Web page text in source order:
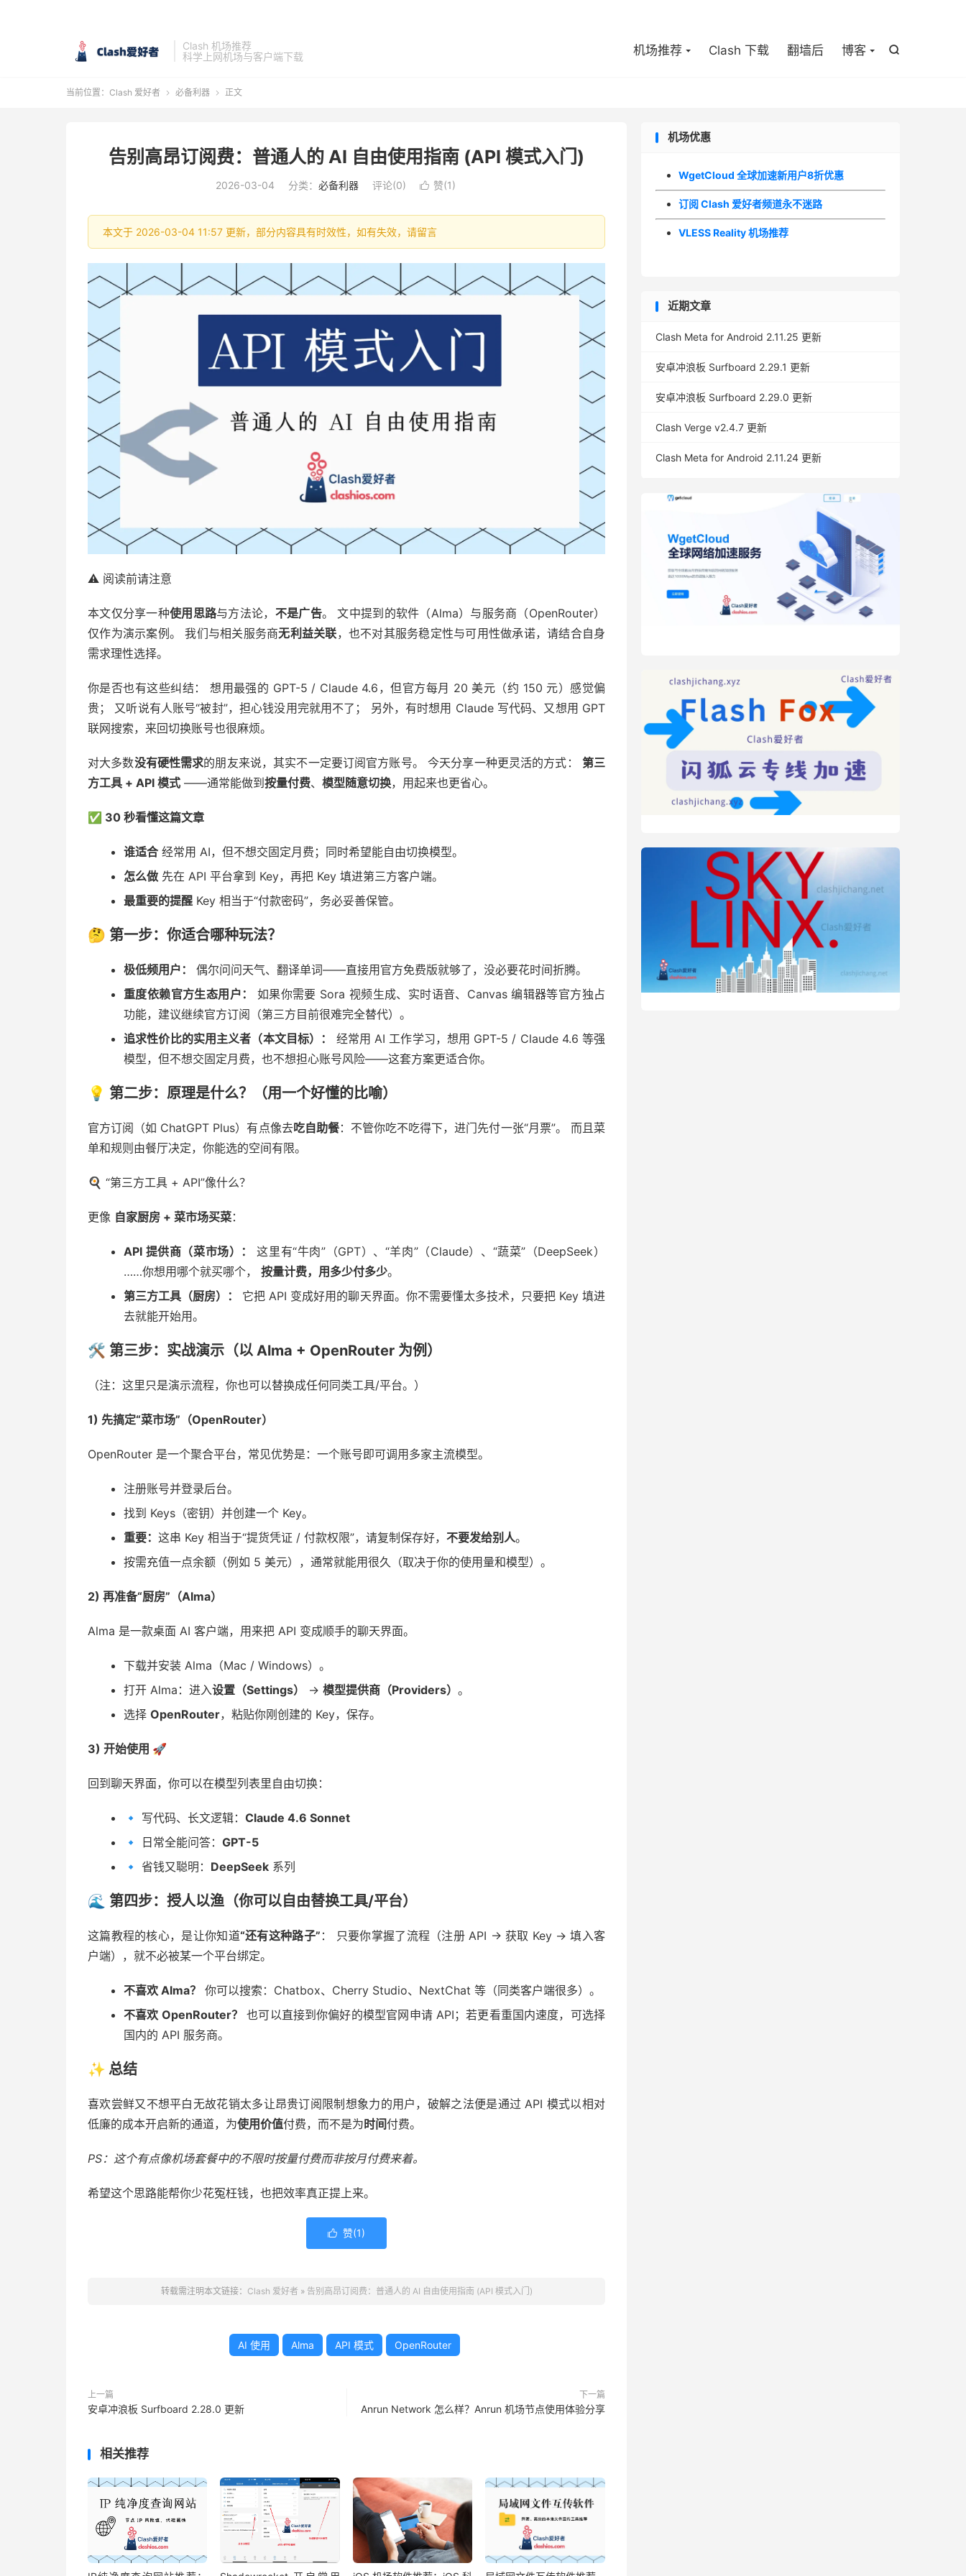
Clash 机场推荐
科学上网机场与客户端下载

机场推荐 Clash 下载 翻墙后 博客
当前位置： Clash 爱好者  必备利器  正文
告别高昂订阅费：普通人的 AI 自由使用指南 (API 模式入门)
2026-03-04 分类： 必备利器 评论(0)  赞(1)
本文于 2026-03-04 11:57 更新，部分内容具有时效性，如有失效，请留言
⚠️ 阅读前请注意
本文仅分享一种使用思路与方法论， 不是广告。 文中提到的软件（Alma）与服务商（OpenRouter）
仅作为演示案例。 我们与相关服务商无利益关联，也不对其服务稳定性与可用性做承诺，请结合自身
需求理性选择。
你是否也有这些纠结： 想用最强的 GPT-5 / Claude 4.6，但官方每月 20 美元（约 150 元）感觉偏
贵； 又听说有人账号“被封”，担心钱没用完就用不了； 另外，有时想用 Claude 写代码、又想用 GPT
联网搜索，来回切换账号也很麻烦。
对大多数没有硬性需求的朋友来说，其实不一定要订阅官方账号。 今天分享一种更灵活的方式： 第三
方工具 + API 模式 ——通常能做到 按量付费、 模型随意切换，用起来也更省心。
✅ 30 秒看懂这篇文章
谁适合 经常用 AI，但不想交固定月费；同时希望能自由切换模型。
怎么做 先在 API 平台拿到 Key，再把 Key 填进第三方客户端。
最重要的提醒 Key 相当于“付款密码”，务必妥善保管。
🤔 第一步：你适合哪种玩法？
极低频用户：
偶尔问问天气、翻译单词——直接用官方免费版就够了，没必要花时间折腾。
重度依赖官方生态用户：
如果你需要 Sora 视频生成、实时语音、Canvas 编辑器等官方独占
功能，建议继续官方订阅（第三方目前很难完全替代）。
追求性价比的实用主义者（本文目标）：
经常用 AI 工作学习，想用 GPT-5 / Claude 4.6 等强
模型，但不想交固定月费，也不想担心账号风险——这套方案更适合你。
💡 第二步：原理是什么？（用一个好懂的比喻）
官方订阅（如 ChatGPT Plus）有点像去吃自助餐：不管你吃不吃得下，进门先付一张“月票”。 而且菜
单和规则由餐厅决定，你能选的空间有限。
🍳 “第三方工具 + API”像什么？
更像 自家厨房 + 菜市场买菜：
API 提供商（菜市场）：
这里有“牛肉”（GPT）、“羊肉”（Claude）、“蔬菜”（DeepSeek）
……你想用哪个就买哪个， 按量计费，用多少付多少。
第三方工具（厨房）：
它把 API 变成好用的聊天界面。你不需要懂太多技术，只要把 Key 填进
去就能开始用。
🛠️ 第三步：实战演示（以 Alma + OpenRouter 为例）
（注：这里只是演示流程，你也可以替换成任何同类工具/平台。）
1) 先搞定“菜市场”（OpenRouter）
OpenRouter 是一个聚合平台，常见优势是：一个账号即可调用多家主流模型。
注册账号并登录后台。
找到 Keys（密钥）并创建一个 Key。
重要： 这串 Key 相当于“提货凭证 / 付款权限”，请复制保存好， 不要发给别人。
按需充值一点余额（例如 5 美元），通常就能用很久（取决于你的使用量和模型）。
2) 再准备“厨房”（Alma）
Alma 是一款桌面 AI 客户端，用来把 API 变成顺手的聊天界面。
下载并安装 Alma（Mac / Windows）。
打开 Alma：进入设置（Settings） → 模型提供商（Providers） 。
选择 OpenRouter，粘贴你刚创建的 Key，保存。
3) 开始使用 🚀
回到聊天界面，你可以在模型列表里自由切换：
🔹 写代码、长文逻辑： Claude 4.6 Sonnet
🔹 日常全能问答： GPT-5
🔹 省钱又聪明： DeepSeek 系列
🌊 第四步：授人以渔（你可以自由替换工具/平台）
这篇教程的核心，是让你知道“还有这种路子” ： 只要你掌握了流程（注册 API → 获取 Key → 填入客
户端），就不必被某一个平台绑定。
不喜欢 Alma？
你可以搜索：Chatbox、Cherry Studio、NextChat 等（同类客户端很多）。
不喜欢 OpenRouter？
也可以直接到你偏好的模型官网申请 API；若更看重国内速度，可选择
国内的 API 服务商。
✨ 总结
喜欢尝鲜又不想平白无故花销太多让昂贵订阅限制想象力的用户，破解之法便是通过 API 模式以相对
低廉的成本开启新的通道，为使用价值付费，而不是为时间付费。
PS：这个有点像机场套餐中的不限时按量付费而非按月付费来着。
希望这个思路能帮你少花冤枉钱，也把效率真正提上来。
 赞(1)
转载需注明本文链接： Clash 爱好者 » 告别高昂订阅费：普通人的 AI 自由使用指南 (API 模式入门)
AI 使用 Alma API 模式 OpenRouter
上一篇
安卓冲浪板 Surfboard 2.28.0 更新
下一篇
Anrun Network 怎么样？Anrun 机场节点使用体验分享
相关推荐
机场优惠
WgetCloud 全球加速新用户8折优惠
订阅 Clash 爱好者频道永不迷路
VLESS Reality 机场推荐
近期文章
Clash Meta for Android 2.11.25 更新
安卓冲浪板 Surfboard 2.29.1 更新
安卓冲浪板 Surfboard 2.29.0 更新
Clash Verge v2.4.7 更新
Clash Meta for Android 2.11.24 更新